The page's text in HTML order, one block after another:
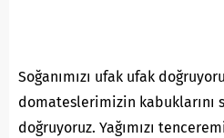
Soğanımızı ufak ufak
domateslerimizin kabuklarını
doğruyoruz. Yağımızı